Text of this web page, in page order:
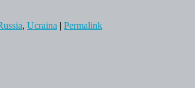
, Ucraina | Permalink